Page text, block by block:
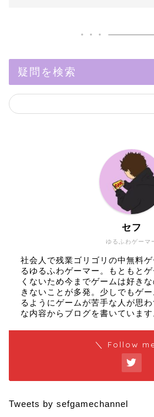
疑問を検索
ゆるふわゲーマ
セフ
社会人で残業ゴリゴリの中無料
るゆるふわゲーマー。もともと
くないため今までゲームは好き
きないことが多発。少しでもゲ
るようにゲームが苦手な人が思
な内容からブログを書いています
＼ Follow
Tweets by sefgamechannel